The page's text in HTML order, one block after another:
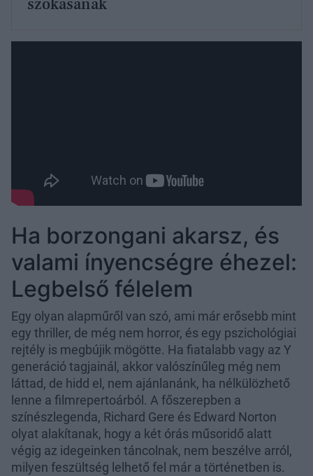
szokásának
Ha borzongani akarsz, és
valami ínyencségre éhezel:
Legbelső félelem
Egy olyan alapműről van szó, ami már erősebb mint
egy thriller, de még nem horror, és egy pszichológiai
rejtély is megbújik mögötte. Ha fiatalabb vagy az Y
generáció tagjainál, akkor valószínűleg még nem
láttad, de hidd el, nem ajánlanánk, ha nélkülözhető
lenne a filmrepertoárból. A főszerepben a
színészlegenda, Richard Gere és Edward Norton
olyat alakítanak, hogy a két órás műsoridő alatt
végig az idegeinken táncolnak, nem beszélve arról,
milyen feszültség lelhető fel már a történetben is.